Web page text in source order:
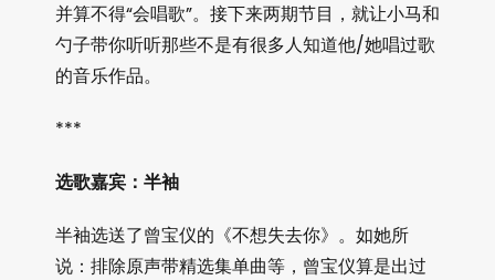
并算不得“会唱歌”。接下来两期节目，就让小马和
勺子带你听听那些不是有很多人知道他/她唱过歌
的音乐作品。
***
选歌嘉宾：半袖
半袖选送了曾宝仪的《不想失去你》。如她所
说：排除原声带精选集单曲等，曾宝仪算是出过